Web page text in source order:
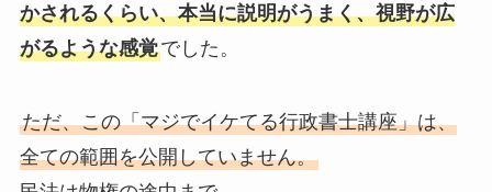
かされるくらい、本当に説明がうまく、視野が広
がるような感覚でした。
ただ、この「マジでイケてる行政書士講座」は、
全ての範囲を公開していません。